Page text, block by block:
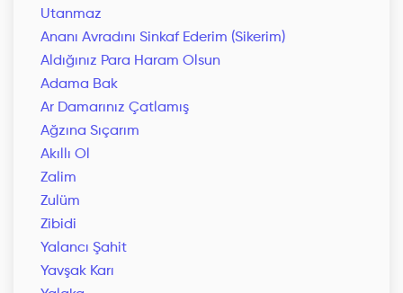
Utanmaz
Ananı Avradını Sinkaf Ederim (Sikerim)
Aldığınız Para Haram Olsun
Adama Bak
Ar Damarınız Çatlamış
Ağzına Sıçarım
Akıllı Ol
Zalim
Zulüm
Zibidi
Yalancı Şahit
Yavşak Karı